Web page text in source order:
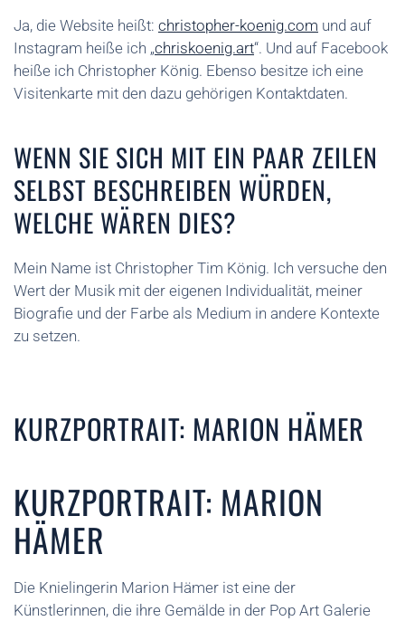
Ja, die Website heißt: christopher-koenig.com und auf
Instagram heiße ich „chriskoenig.art“. Und auf Facebook
heiße ich Christopher König. Ebenso besitze ich eine
Visitenkarte mit den dazu gehörigen Kontaktdaten.
WENN SIE SICH MIT EIN PAAR ZEILEN
SELBST BESCHREIBEN WÜRDEN,
WELCHE WÄREN DIES?
Mein Name ist Christopher Tim König. Ich versuche den
Wert der Musik mit der eigenen Individualität, meiner
Biografie und der Farbe als Medium in andere Kontexte
zu setzen.
KURZPORTRAIT: MARION HÄMER
KURZPORTRAIT: MARION
HÄMER
Die Knielingerin Marion Hämer ist eine der
Künstlerinnen, die ihre Gemälde in der Pop Art Galerie